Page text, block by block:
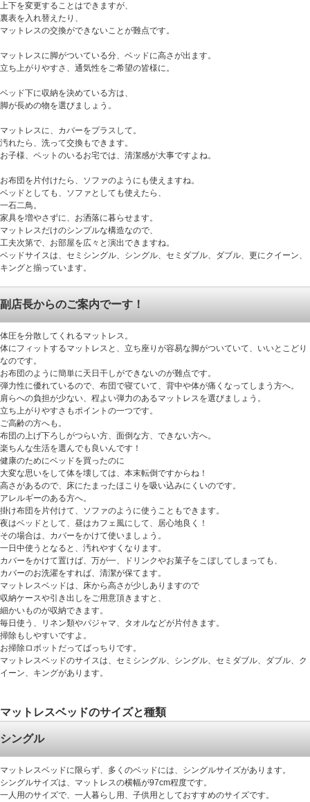
上下を変更することはできますが、
裏表を入れ替えたり、
マットレスの交換ができないことが難点です。
マットレスに脚がついている分、ベッドに高さが出ます。
立ち上がりやすさ、通気性をご希望の皆様に。
ベッド下に収納を決めている方は、
脚が長めの物を選びましょう。
マットレスに、カバーをプラスして。
汚れたら、洗って交換もできます。
お子様、ペットのいるお宅では、清潔感が大事ですよね。
お布団を片付けたら、ソファのようにも使えますね。
ベッドとしても、ソファとしても使えたら、
一石二鳥。
家具を増やさずに、お洒落に暮らせます。
マットレスだけのシンプルな構造なので、
工夫次第で、お部屋を広々と演出できますね。
ベッドサイスは、セミシングル、シングル、セミダブル、ダブル、更にクイーン、
キングと揃っています。
副店長からのご案内でーす！
体圧を分散してくれるマットレス。
体にフィットするマットレスと、立ち座りが容易な脚がついていて、いいとこどり
なのです。
お布団のように簡単に天日干しができないのが難点です。
弾力性に優れているので、布団で寝ていて、背中や体が痛くなってしまう方へ。
肩らへの負担が少ない、程よい弾力のあるマットレスを選びましょう。
立ち上がりやすさもポイントの一つです。
ご高齢の方へも。
布団の上げ下ろしがつらい方、面倒な方、できない方へ。
楽ちんな生活を選んでも良いんです！
健康のためにベッドを買ったのに
大変な思いをして体を壊しては、本末転倒ですからね！
高さがあるので、床にたまったほこりを吸い込みにくいのです。
アレルギーのある方へ。
掛け布団を片付けて、ソファのように使うこともできます。
夜はベッドとして、昼はカフェ風にして、居心地良く！
その場合は、カバーをかけて使いましょう。
一日中使うとなると、汚れやすくなります。
カバーをかけて置けば、万が一、ドリンクやお菓子をこぼしてしまっても、
カバーのお洗濯をすれば、清潔が保てます。
マットレスベッドは、床から高さが少しありますので
収納ケースや引き出しをご用意頂きますと、
細かいものが収納できます。
毎日使う、リネン類やパジャマ、タオルなどが片付きます。
掃除もしやすいですよ。
お掃除ロボットだってばっちりです。
マットレスベッドのサイスは、セミシングル、シングル、セミダブル、ダブル、ク
イーン、キングがあります。
マットレスベッドのサイズと種類
シングル
マットレスベッドに限らず、多くのベッドには、シングルサイズがあります。
シングルサイズは、マットレスの横幅が97cm程度です。
一人用のサイズで、一人暮らし用、子供用としておすすめのサイズです。